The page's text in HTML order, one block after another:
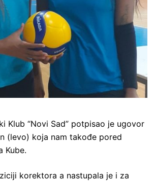
Klub “Novi Sad” potpisao je ugovor
(levo) koja nam takođe pored
Kube.
korektora a nastupala je i za